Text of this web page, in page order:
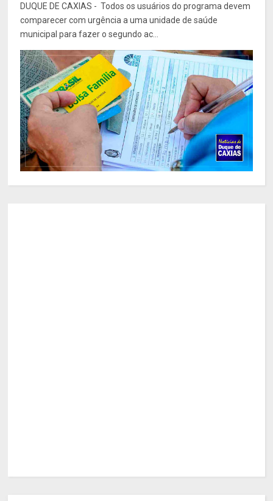
DUQUE DE CAXIAS - Todos os usuários do programa devem
comparecer com urgência a uma unidade de saúde
municipal para fazer o segundo ac...